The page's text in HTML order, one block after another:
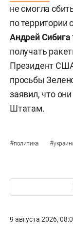
не смогла
по
Андрей Сибига
получать
Президент
просьбы
заявил, что
Штатам.
#политика #
9 августа 2026,